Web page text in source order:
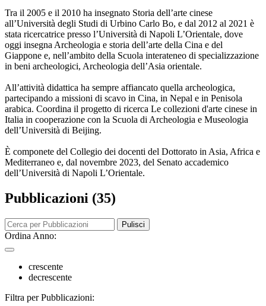
Tra il 2005 e il 2010 ha insegnato Storia dell’arte cinese
all’Università degli Studi di Urbino Carlo Bo, e dal 2012 al 2021 è
stata ricercatrice presso l’Università di Napoli L’Orientale, dove
oggi insegna Archeologia e storia dell’arte della Cina e del
Giappone e, nell’ambito della Scuola interateneo di specializzazione
in beni archeologici, Archeologia dell’Asia orientale.
All’attività didattica ha sempre affiancato quella archeologica,
partecipando a missioni di scavo in Cina, in Nepal e in Penisola
arabica. Coordina il progetto di ricerca Le collezioni d'arte cinese in
Italia in cooperazione con la Scuola di Archeologia e Museologia
dell’Università di Beijing.
È componete del Collegio dei docenti del Dottorato in Asia, Africa e
Mediterraneo e, dal novembre 2023, del Senato accademico
dell’Università di Napoli L’Orientale.
Pubblicazioni (35)
Pulisci
Ordina Anno:
crescente
decrescente
Filtra per Pubblicazioni: